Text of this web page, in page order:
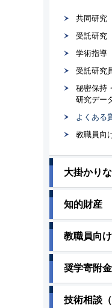
共同研究
受託研究
学術指導
受託研究
秘密保持
研究デー
よくある
教職員向
大掛かり
知的財産
教職員向
奨学寄附金
技術相談